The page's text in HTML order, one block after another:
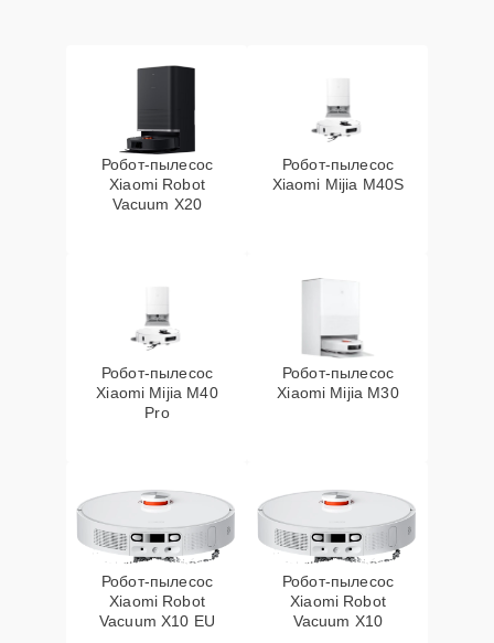
Робот-пылесос
Xiaomi Robot
Vacuum X20
Робот-пылесос
Xiaomi Mijia M40S
Робот-пылесос
Xiaomi Mijia M40
Pro
Робот-пылесос
Xiaomi Mijia M30
Робот-пылесос
Xiaomi Robot
Vacuum X10 EU
Робот-пылесос
Xiaomi Robot
Vacuum X10